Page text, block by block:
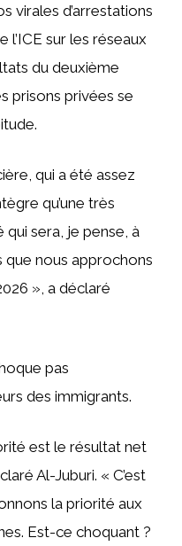
virales d’arrestations
l’ICE sur les réseaux
du deuxième
prisons privées se
qui a été assez
qu’une très
sera, je pense, à
nous approchons
», a déclaré
pas
des immigrants.
est le résultat net
Al-Juburi. « C’est
la priorité aux
Est-ce choquant ?